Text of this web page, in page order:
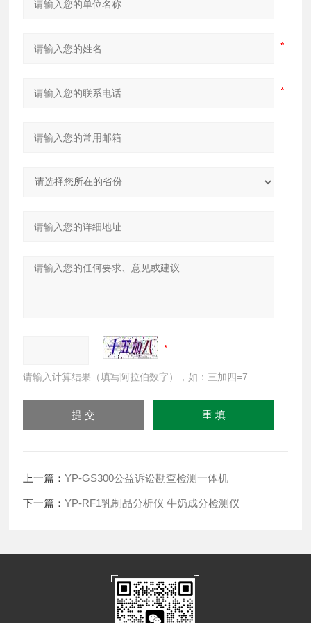
请输入计算结果（填写阿拉伯数字），如：三加四=7
上一篇：YP-GS300公益诉讼勘查检测一体机
下一篇：YP-RF1乳制品分析仪 牛奶成分检测仪